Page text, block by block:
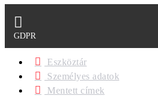
GDPR
Eszköztár
Személyes adatok
Mentett címek